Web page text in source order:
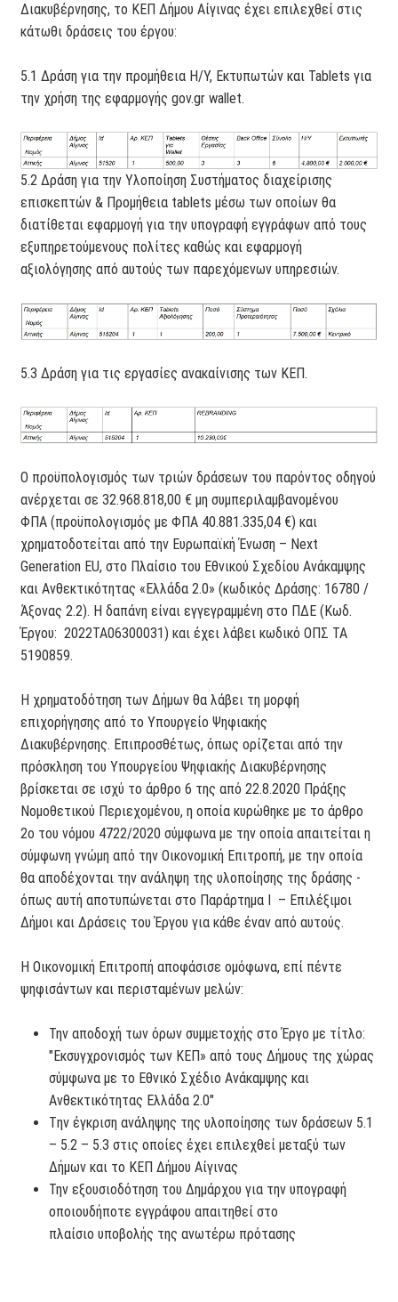
Διακυβέρνησης, το ΚΕΠ Δήμου Αίγινας έχει επιλεχθεί στις
κάτωθι δράσεις του έργου:
5.1 Δράση για την προμήθεια Η/Υ, Εκτυπωτών και Tablets για
την χρήση της εφαρμογής gov.gr wallet.
5.2 Δράση για την Υλοποίηση Συστήματος διαχείρισης
επισκεπτών & Προμήθεια tablets μέσω των οποίων θα
διατίθεται εφαρμογή για την υπογραφή εγγράφων από τους
εξυπηρετούμενους πολίτες καθώς και εφαρμογή
αξιολόγησης από αυτούς των παρεχόμενων υπηρεσιών.
5.3 Δράση για τις εργασίες ανακαίνισης των ΚΕΠ.
Ο προϋπολογισμός των τριών δράσεων του παρόντος οδηγού
ανέρχεται σε 32.968.818,00 € μη συμπεριλαμβανομένου
ΦΠΑ (προϋπολογισμός με ΦΠΑ 40.881.335,04 €) και
χρηματοδοτείται από την Ευρωπαϊκή Ένωση – Next
Generation EU, στο Πλαίσιο του Εθνικού Σχεδίου Ανάκαμψης
και Ανθεκτικότητας «Ελλάδα 2.0» (κωδικός Δράσης: 16780 /
Άξονας 2.2). Η δαπάνη είναι εγγεγραμμένη στο ΠΔΕ (Κωδ.
Έργου: 2022ΤΑ06300031) και έχει λάβει κωδικό ΟΠΣ ΤΑ
5190859.
Η χρηματοδότηση των Δήμων θα λάβει τη μορφή
επιχορήγησης από το Υπουργείο Ψηφιακής
Διακυβέρνησης. Επιπροσθέτως, όπως ορίζεται από την
πρόσκληση του Υπουργείου Ψηφιακής Διακυβέρνησης
βρίσκεται σε ισχύ το άρθρο 6 της από 22.8.2020 Πράξης
Νομοθετικού Περιεχομένου, η οποία κυρώθηκε με το άρθρο
2ο του νόμου 4722/2020 σύμφωνα με την οποία απαιτείται η
σύμφωνη γνώμη από την Οικονομική Επιτροπή, με την οποία
θα αποδέχονται την ανάληψη της υλοποίησης της δράσης -
όπως αυτή αποτυπώνεται στο Παράρτημα Ι – Επιλέξιμοι
Δήμοι και Δράσεις του Έργου για κάθε έναν από αυτούς.
Η Οικονομική Επιτροπή αποφάσισε ομόφωνα, επί πέντε
ψηφισάντων και περισταμένων μελών:
Την αποδοχή των όρων συμμετοχής στο Έργο με τίτλο:
"Εκσυγχρονισμός των ΚΕΠ» από τους Δήμους της χώρας
σύμφωνα με το Εθνικό Σχέδιο Ανάκαμψης και
Ανθεκτικότητας Ελλάδα 2.0"
Tην έγκριση ανάληψης της υλοποίησης των δράσεων 5.1
– 5.2 – 5.3 στις οποίες έχει επιλεχθεί μεταξύ των
Δήμων και το ΚΕΠ Δήμου Αίγινας
Την εξουσιοδότηση του Δημάρχου για την υπογραφή
οποιουδήποτε εγγράφου απαιτηθεί στο
πλαίσιο υποβολής της ανωτέρω πρότασης